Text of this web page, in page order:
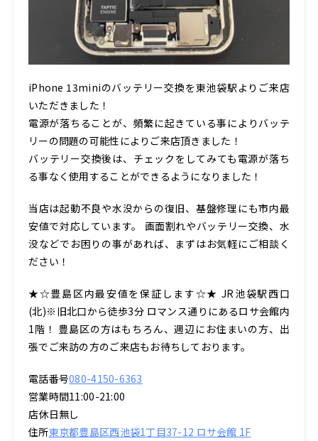
iPhone 13miniのバッテリー交換を東池袋駅よりご来店
いただきました！
電源が落ちることが、頻繁に起きている事によりバッテ
リーの問題の可能性によりご来店頂きました！
バッテリー交換後は、チェックをしてみても電源が落ち
る事なく使用することができるようになりました！
当店は起動不良や水没からの復旧、基盤修理にも市内最
安値で対応しています。 画面割れやバッテリー交換、水
没などでお困りの事があれば、まずはお気軽にご相談く
ださい！
★☆豊島区内最安値を保証します☆★ JR池袋駅西口
(北)※旧北口から徒歩3分 ロマンス通りにあるロサ会館内
1階！ 豊島区の方はもちろん、週辺にお住まいの方、出
張でご来訪の方のご来店もお待ちしております。
電話番号080-4150-6363
営業時間11:00-21:00
店休日無し
住所東京都豊島区西池袋1丁目37-12 ロサ会館 1F